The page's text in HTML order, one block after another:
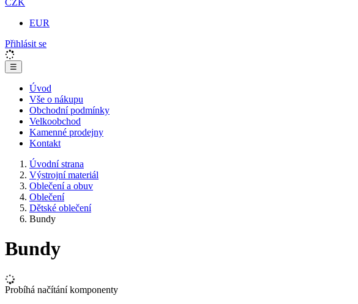
CZK
EUR
Přihlásit se
☰
Úvod
Vše o nákupu
Obchodní podmínky
Velkoobchod
Kamenné prodejny
Kontakt
Úvodní strana
Výstrojní materiál
Oblečení a obuv
Oblečení
Dětské oblečení
Bundy
Bundy
Probíhá načítání komponenty